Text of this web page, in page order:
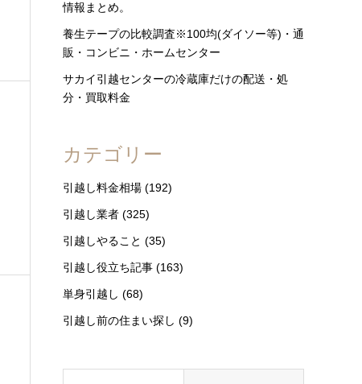
情報まとめ。
養生テープの比較調査※100均(ダイソー等)・通
販・コンビニ・ホームセンター
サカイ引越センターの冷蔵庫だけの配送・処
分・買取料金
カテゴリー
引越し料金相場 (192)
引越し業者 (325)
引越しやること (35)
引越し役立ち記事 (163)
単身引越し (68)
引越し前の住まい探し (9)